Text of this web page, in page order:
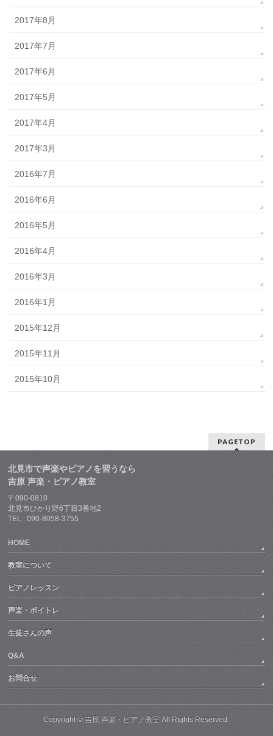
2017年8月
2017年7月
2017年6月
2017年5月
2017年4月
2017年3月
2016年7月
2016年6月
2016年5月
2016年4月
2016年3月
2016年1月
2015年12月
2015年11月
2015年10月
PAGETOP
北見市で声楽やピアノを習うなら
吉原 声楽・ピアノ教室
〒090-0810
北見市ひかり野6丁目3番地2
TEL : 090-8058-3755
HOME
教室について
ピアノレッスン
声楽・ボイトレ
生徒さんの声
Q&A
お問合せ
Copyright ©吉原 声楽・ピアノ教室 All Rights Reserved.